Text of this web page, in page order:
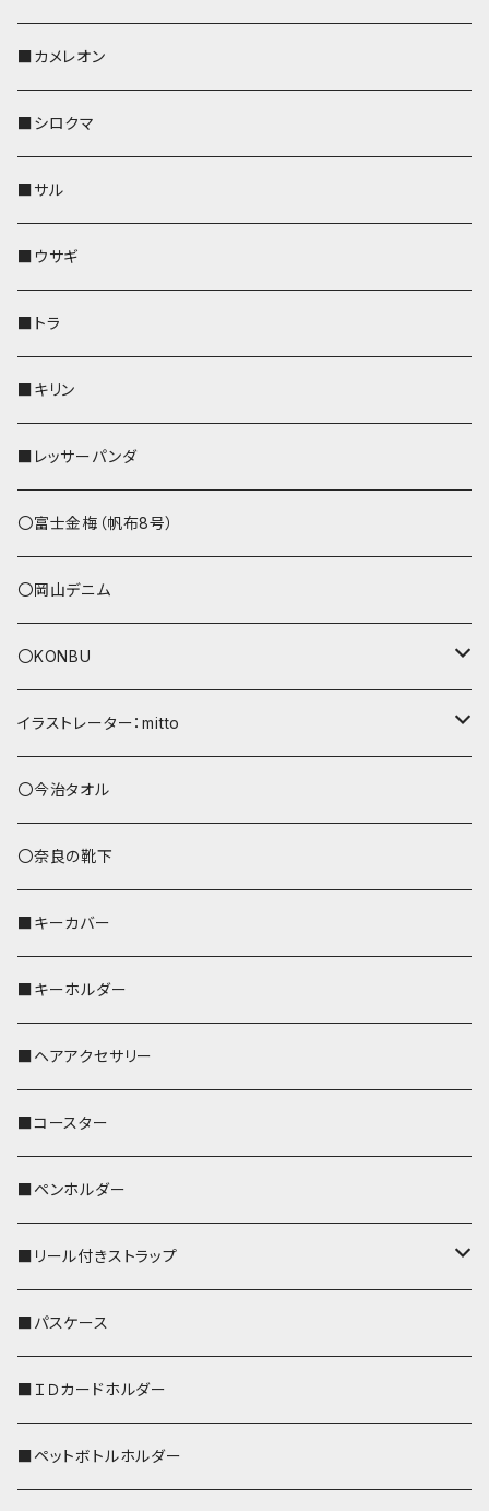
その他
靴下・ミニタオル
その他
スマホケース
財布
靴下・ミニタオル
その他
靴下・ミニタオル
財布
その他
レザートレイ
財布
靴下・ミニタオル
その他
KONBU
AppleWatchバンド
ペットボトルホルダー
ペンホルダー
靴下・ミニタオル
財布
その他
ペットボトルホルダー
AppleWatchバンド
財布
その他
キーケース
名刺入れ・カードケース
AppleWatchバンド
財布
ペンホルダー
IDカードケース
ペットボトルホルダー
その他
リール付きストラップ
リールのみ
ストラップ付
名刺入れ
AppleWatchバンド
メガネケース
財布
メガネケース
リール付きストラップ
リールのみ
ストラップ付
ペットボトルホルダー
キーケース
ペンホルダー
AppleWatchバンド
L字ファスナー財布
その他
メガネケース
名刺入れ
財布
Apple Watchバンド
■カメレオン
■シロクマ
■サル
■ウサギ
■トラ
■キリン
■レッサーパンダ
〇富士金梅（帆布8号）
〇岡山デニム
〇KONBU
ショルダーバッグ
あずまバッグ
トートバッグ（L）
バッグインバッグ
イラストレーター：mitto
シマエナガ
ハシビロコウ
オカメインコ
歌うオカメちゃん
おかめ３兄弟
セキセイインコ
文鳥
鹿
ペンギン
〇今治タオル
〇奈良の靴下
■キーカバー
■キーホルダー
■ヘアアクセサリー
■コースター
■ペンホルダー
■リール付きストラップ
リールのみ
ストラップ付
■パスケース
■ＩＤカードホルダー
■ペットボトルホルダー